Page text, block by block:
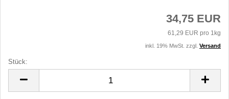
34,75 EUR
61,29 EUR pro 1kg
inkl. 19% MwSt. zzgl. Versand
Stück: